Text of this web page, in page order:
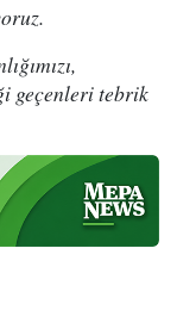
geçenleri tebrik